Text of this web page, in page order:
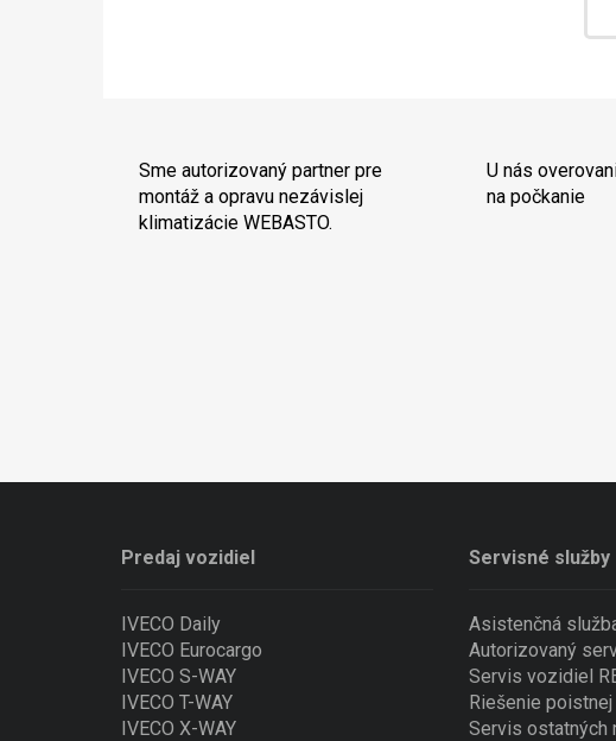
Sme autorizovaný partner pre
montáž a opravu nezávislej
klimatizácie WEBASTO.
U nás
na počkanie
Predaj vozidiel
IVECO Daily
IVECO Eurocargo
IVECO S-WAY
IVECO T-WAY
IVECO X-WAY
Servisné služby
Asistenčná
Autorizovaný
Servis vozidiel
Riešenie
Servis ostatných